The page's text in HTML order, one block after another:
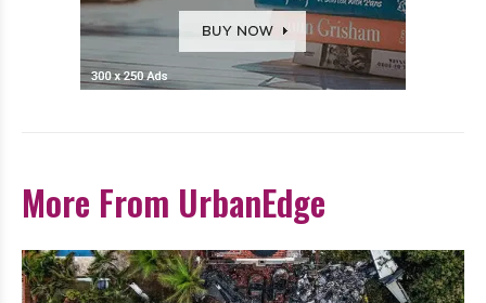
More From UrbanEdge